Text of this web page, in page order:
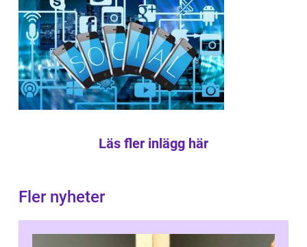
Läs fler inlägg här
Fler nyheter